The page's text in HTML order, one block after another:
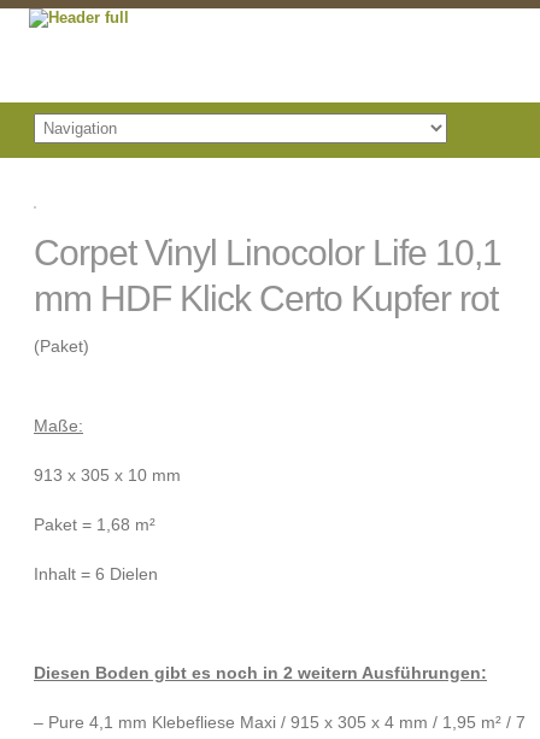
Corpet Vinyl Linocolor Life 10,1
mm HDF Klick Certo Kupfer rot
(Paket)
Maße:
913 x 305 x 10 mm
Paket = 1,68 m²
Inhalt = 6 Dielen
Diesen Boden gibt es noch in 2 weitern Ausführungen:
– Pure 4,1 mm Klebefliese Maxi / 915 x 305 x 4 mm / 1,95 m² / 7